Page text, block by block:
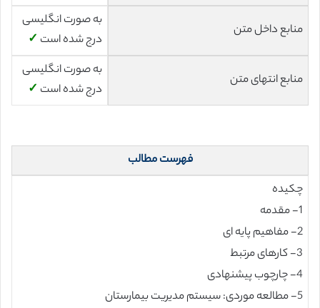
منابع داخل متن
به صورت انگلیسی
درج شده است ✓
منابع انتهای متن
به صورت انگلیسی
درج شده است ✓
فهرست مطالب
چکیده
1- مقدمه
2- مفاهیم پایه ای
3- کارهای مرتبط
4- چارچوب پیشنهادی
5- مطالعه موردی: سیستم مدیریت بیمارستان